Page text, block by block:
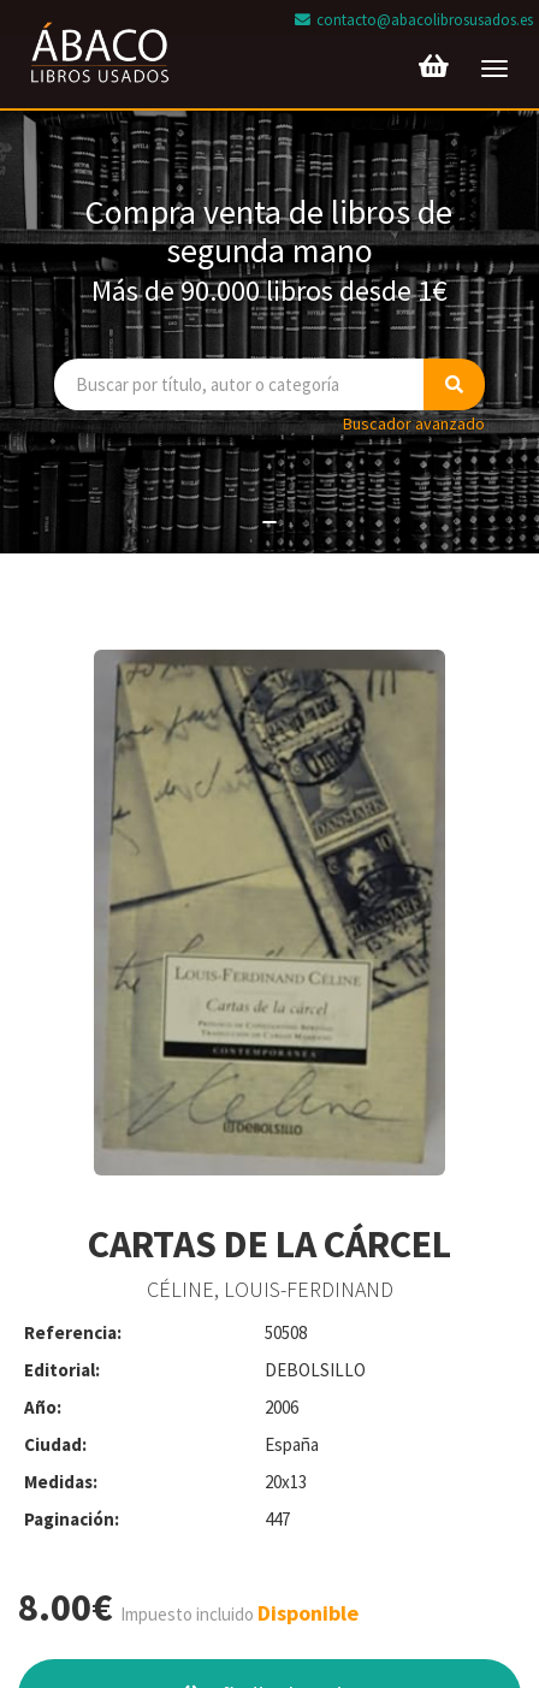
contacto@abacolibrosusados.es
Compra venta de libros de
segunda mano
Más de 90.000 libros desde 1€
Buscador avanzado
CARTAS DE LA CÁRCEL
CÉLINE, LOUIS-FERDINAND
Referencia:
50508
Editorial:
DEBOLSILLO
Año:
2006
Ciudad:
España
Medidas:
20x13
Paginación:
447
8.00€ Impuesto incluido Disponible